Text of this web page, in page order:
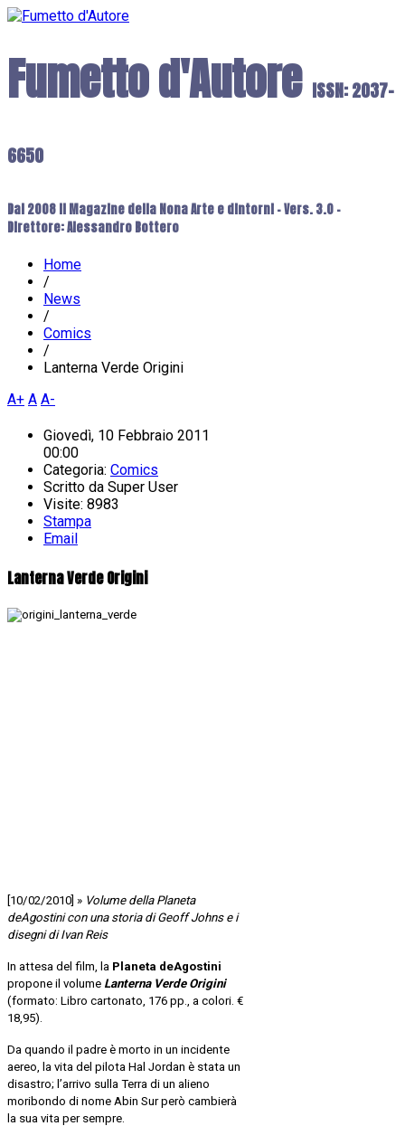
Fumetto d'Autore ISSN: 2037-
6650
Dal 2008 il Magazine della Nona Arte e dintorni - Vers. 3.0 -
Direttore: Alessandro Bottero
Home
/
News
/
Comics
/
Lanterna Verde Origini
A+ A A-
Giovedì, 10 Febbraio 2011
00:00
Categoria: Comics
Scritto da Super User
Visite: 8983
Stampa
Email
Lanterna Verde Origini
[10/02/2010] » Volume della Planeta
deAgostini con una storia di Geoff Johns e i
disegni di Ivan Reis
In attesa del film, la Planeta deAgostini
propone il volume Lanterna Verde Origini
(formato: Libro cartonato, 176 pp., a colori. €
18,95).
Da quando il padre è morto in un incidente
aereo, la vita del pilota Hal Jordan è stata un
disastro; l’arrivo sulla Terra di un alieno
moribondo di nome Abin Sur però cambierà
la sua vita per sempre.